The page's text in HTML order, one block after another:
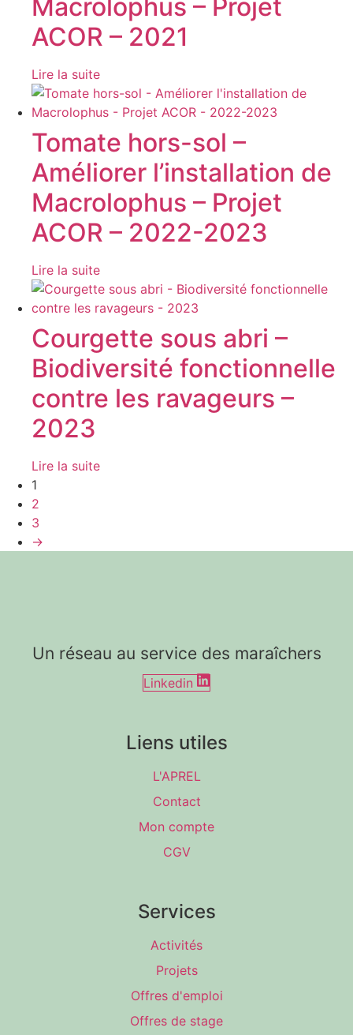
Macrolophus – Projet
ACOR – 2021
Lire la suite
Tomate hors-sol –
Améliorer l’installation de
Macrolophus – Projet
ACOR – 2022-2023
Lire la suite
Courgette sous abri –
Biodiversité fonctionnelle
contre les ravageurs –
2023
Lire la suite
1
2
3
→
Un réseau au service des maraîchers
Linkedin
Liens utiles
L'APREL
Contact
Mon compte
CGV
Services
Activités
Projets
Offres d'emploi
Offres de stage